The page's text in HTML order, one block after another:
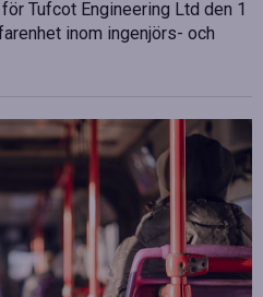
Tufcot Engineering Ltd den 1
inom ingenjörs- och